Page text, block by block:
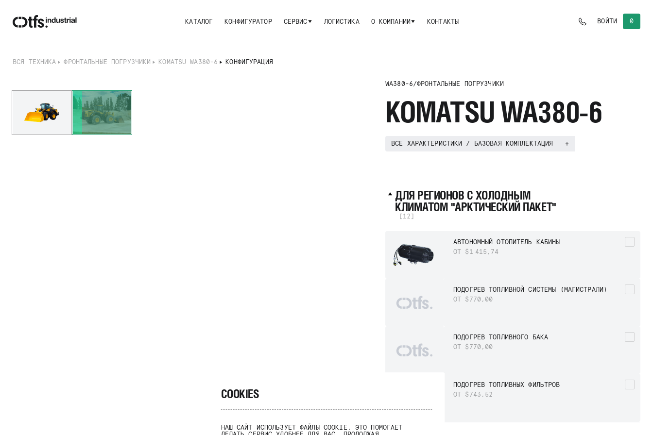
КАТАЛОГ КОНФИГУРАТОР СЕРВИС ЛОГИСТИКА О КОМПАНИИ КОНТАКТЫ ВОЙТИ 0
COOKIES
НАШ САЙТ ИСПОЛЬЗУЕТ ФАЙЛЫ COOKIE. ЭТО ПОМОГАЕТ
ВСЯ ТЕХНИКА ФРОНТАЛЬНЫЕ ПОГРУЗЧИКИ KOMATSU WA380-6 КОНФИГУРАЦИЯ
t
f
WA380-6/ФРОНТАЛЬНЫЕ ПОГРУЗЧИКИ
KOMATSU WA380-6
ВСЕ ХАРАКТЕРИСТИКИ / БАЗОВАЯ КОМПЛЕКТАЦИЯ
ДЛЯ РЕГИОНОВ С ХОЛОДНЫМ
КЛИМАТОМ "АРКТИЧЕСКИЙ ПАКЕТ"
[12]
АВТОНОМНЫЙ ОТОПИТЕЛЬ КАБИНЫ
ОТ $1 415,74
ПОДОГРЕВ ТОПЛИВНОЙ СИСТЕМЫ (МАГИСТРАЛИ)
ОТ $770,00
ПОДОГРЕВ ТОПЛИВНОГО БАКА
ОТ $770,00
ПОДОГРЕВ ТОПЛИВНЫХ ФИЛЬТРОВ
ОТ $743,52